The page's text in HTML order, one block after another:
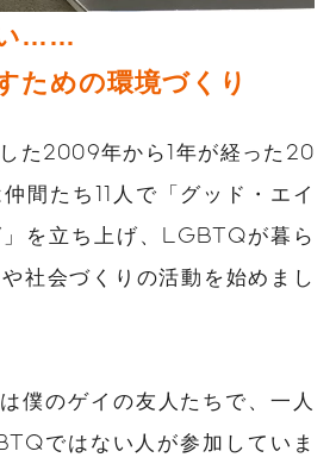
い……
ための環境づくり
た2009年から1年が経った20
間たち11人で「グッド・エイ
を立ち上げ、LGBTQが暮ら
社会づくりの活動を始めまし
は僕のゲイの友人たちで、一人
ではない人が参加していま